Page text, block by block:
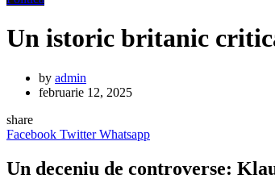
Un istoric britanic
by admin
februarie 12, 2025
share
Facebook Twitter Whatsapp
Un deceniu de controverse: